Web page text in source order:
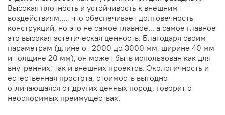
качестве и продуманности системы.
Универсальность. Подходит не только для
фасадов и террас, но и для внутренней отделки,
создания заборов и декоративных элементов.
Важный момент: почему термодревесина
HARDRET — идеальный выбор
Telegram: https://t.me/hardret
Чат в МАХ: https://max.ru/id5018211604_bot
Группа ВКонтакте: https://m.vk.com/hardretail
Обращайтесь — мы всегда рады помочь вам создать
идеальный дом!
Высокая плотность и устойчивость к внешним
воздействиям...., что обеспечивает долговечность
конструкций, но это не самое главное... а самое главное
это высокая эстетическая ценность. Благодаря своим
параметрам (длине от 2000 до 3000 мм, ширине 40 мм
и толщине 20 мм), он может быть использован как для
внутренних, так и внешних проектов. Экологичность и
естественная простота, стоимость выгодно
отличающаяся от других ценных пород, говорит о
неоспоримых преимуществах.